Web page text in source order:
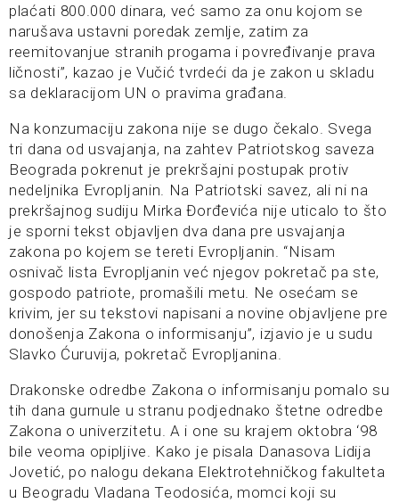
plaćati 800.000 dinara, već samo za onu kojom se
narušava ustavni poredak zemlje, zatim za
reemitovanjue stranih progama i povređivanje prava
ličnosti”, kazao je Vučić tvrdeći da je zakon u skladu
sa deklaracijom UN o pravima građana.
Na konzumaciju zakona nije se dugo čekalo. Svega
tri dana od usvajanja, na zahtev Patriotskog saveza
Beograda pokrenut je prekršajni postupak protiv
nedeljnika Evropljanin. Na Patriotski savez, ali ni na
prekršajnog sudiju Mirka Đorđevića nije uticalo to što
je sporni tekst objavljen dva dana pre usvajanja
zakona po kojem se tereti Evropljanin. “Nisam
osnivač lista Evropljanin već njegov pokretač pa ste,
gospodo patriote, promašili metu. Ne osećam se
krivim, jer su tekstovi napisani a novine objavljene pre
donošenja Zakona o informisanju”, izjavio je u sudu
Slavko Ćuruvija, pokretač Evropljanina.
Drakonske odredbe Zakona o informisanju pomalo su
tih dana gurnule u stranu podjednako štetne odredbe
Zakona o univerzitetu. A i one su krajem oktobra ‘98
bile veoma opipljive. Kako je pisala Danasova Lidija
Jovetić, po nalogu dekana Elektrotehničkog fakulteta
u Beogradu Vladana Teodosića, momci koji su